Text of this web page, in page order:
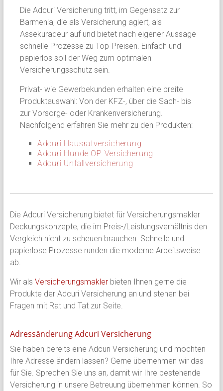
Die Adcuri Versicherung tritt, im Gegensatz zur
Barmenia, die als Versicherung agiert, als
Assekuradeur auf und bietet nach eigener Aussage
schnelle Prozesse zu Top-Preisen. Einfach und
papierlos soll der Weg zum optimalen
Versicherungsschutz sein.
Privat- wie Gewerbekunden erhalten eine breite
Produktauswahl: Von der KFZ-, über die Sach- bis
zur Vorsorge- oder Krankenversicherung.
Nachfolgend erfahren Sie mehr zu den Produkten:
Adcuri Hausratversicherung
Adcuri Hunde OP Versicherung
Adcuri Unfallversicherung
Die Adcuri Versicherung bietet für Versicherungsmakler
Deckungskonzepte, die im Preis-/Leistungsverhältnis den
Vergleich nicht zu scheuen brauchen. Schnelle und
papierlose Prozesse runden die moderne Arbeitsweise
ab.
Wir als Versicherungsmaklerbieten Ihnen gerne die
Produkte der Adcuri Versicherung an und stehen bei
Fragen mit Rat und Tat zur Seite.
Adressänderung Adcuri Versicherung
Sie haben bereits eine Adcuri Versicherung und möchten
Ihre Adresse ändern lassen? Gerne übernehmen wir das
für Sie. Sprechen Sie uns an, damit wir Ihre bestehende
Versicherung in unsere Betreuung übernehmen können. So